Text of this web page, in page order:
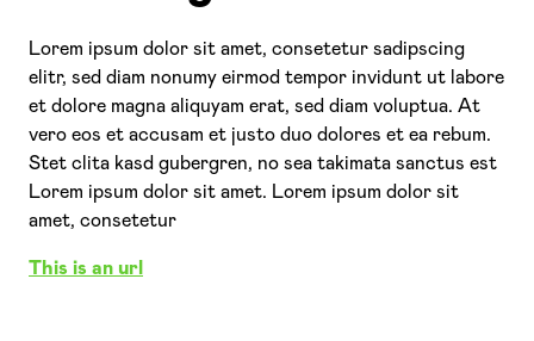
Lorem ipsum dolor sit amet, consetetur sadipscing
elitr, sed diam nonumy eirmod tempor invidunt ut labore
et dolore magna aliquyam erat, sed diam voluptua. At
vero eos et accusam et justo duo dolores et ea rebum.
Stet clita kasd gubergren, no sea takimata sanctus est
Lorem ipsum dolor sit amet. Lorem ipsum dolor sit
amet, consetetur
This is an url